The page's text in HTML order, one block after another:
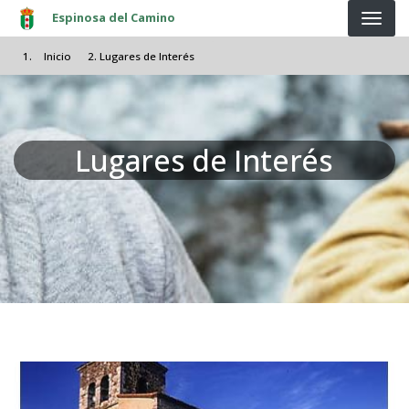
Pasar al contenido principal
Espinosa del Camino
Inicio Lugares de Interés
Lugares de Interés